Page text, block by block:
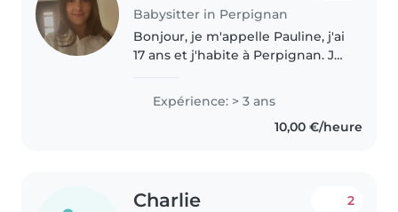
Babysitter in Perpignan
Bonjour, je m'appelle Pauline, j'ai
17 ans et j'habite à Perpignan. Je
Terminale générale. Depuis que
je suis petite, j'ai l'habitude de
m'occuper des enfants..
Expérience: > 3 ans
10,00 €/heure
Charlie 2